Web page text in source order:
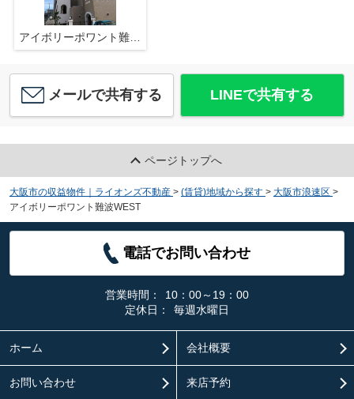
アイボリーポワント難波WEST
メールで共有する LINEで共有する
ページトップへ
大阪市の収益物件｜ライオンズ不動産 > (賃貸)地域から探す > 大阪市浪速区 >
アイボリーポワント難波WEST
電話でお問い合わせ
営業時間：
10：00～19：00
定休日：
毎週水曜日
ホーム 会社概要
お問い合わせ 来店予約